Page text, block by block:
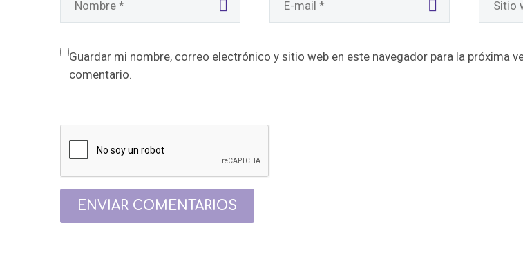
Guardar mi nombre, correo electrónico y sitio web en este navegador para la próxima
comentario.
ENVIAR COMENTARIOS